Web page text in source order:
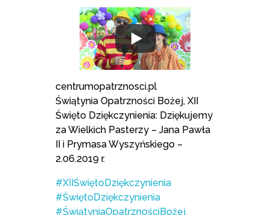
centrumopatrznosci.pl
Świątynia Opatrzności Bożej, XII
Święto Dziękczynienia: Dziękujemy
za Wielkich Pasterzy – Jana Pawła
II i Prymasa Wyszyńskiego –
2.06.2019 r.
#XIIŚwiętoDziękczynienia
#ŚwiętoDziękczynienia
#ŚwiątyniaOpatrznościBożej